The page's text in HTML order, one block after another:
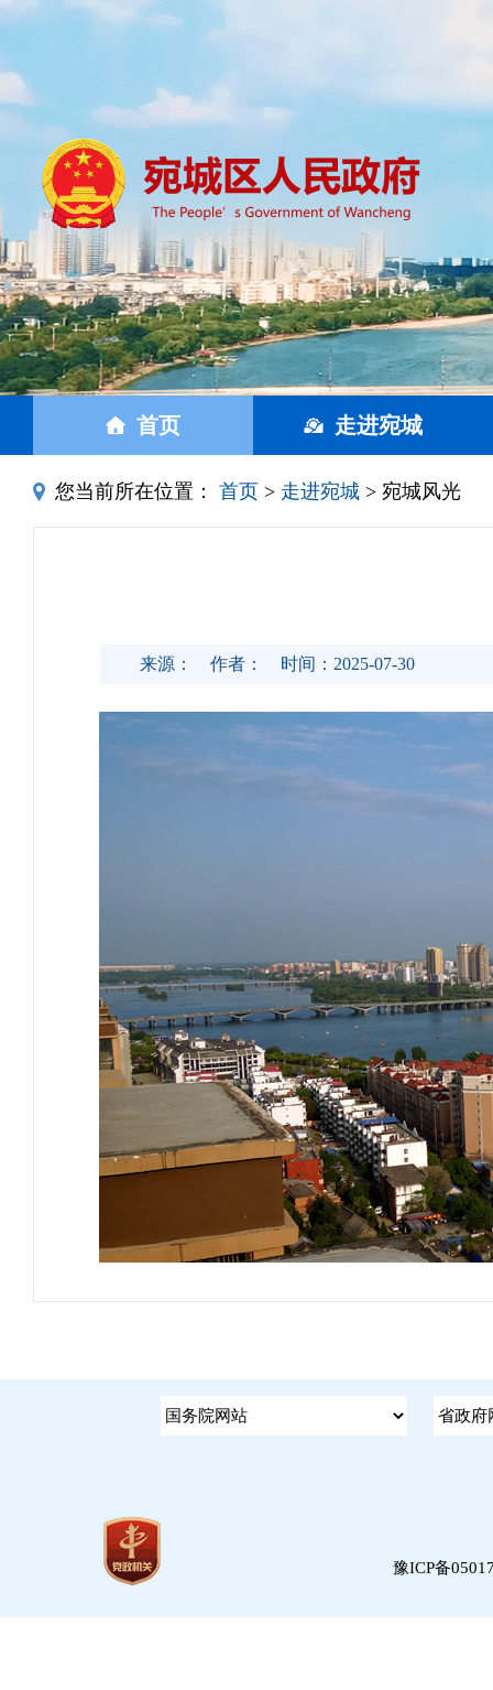
首页 走进宛城
您当前所在位置： 首页 > 走进宛城 > 宛城风光
来源： 作者： 时间：2025-07-30
豫ICP备